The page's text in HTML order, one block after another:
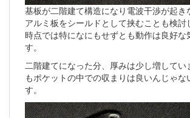
基板が二階建て構造になり電波干渉が起き
アルミ板をシールドとして挟むことも検討
時点では特になにもせずとも動作は良好な
す。
二階建てになった分、厚みは少し増してい
もポケットの中での収まりは良いんじゃな
す。